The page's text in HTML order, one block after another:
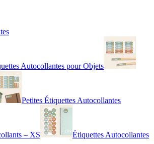
Autocollantes pour Objets
Petites Étiquettes Autocollantes
– XS Étiquettes Autocollantes